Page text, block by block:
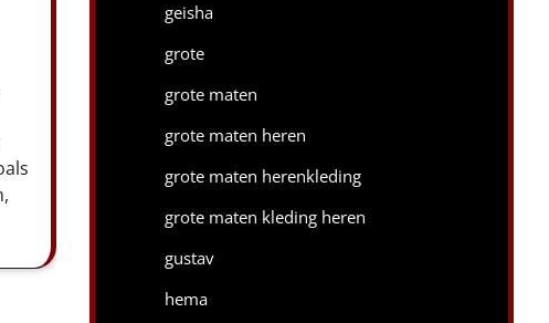
geisha
grote
grote maten
grote maten heren
grote maten herenkleding
grote maten kleding heren
gustav
hema